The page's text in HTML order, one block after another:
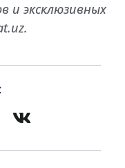
и эксклюзивных